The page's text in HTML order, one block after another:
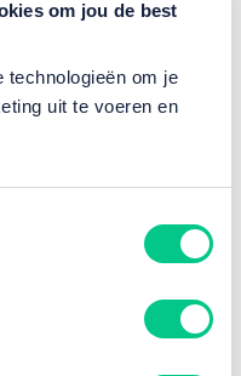
om jou de best
technologieën om je
uit te voeren en
binnen
oplossingen